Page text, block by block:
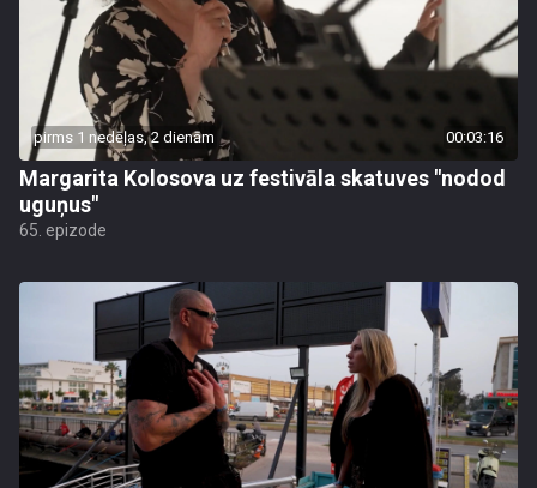
pirms 1 nedēļas, 2 dienām 00:03:16
Margarita Kolosova uz festivāla skatuves "nodod
uguņus"
65. epizode